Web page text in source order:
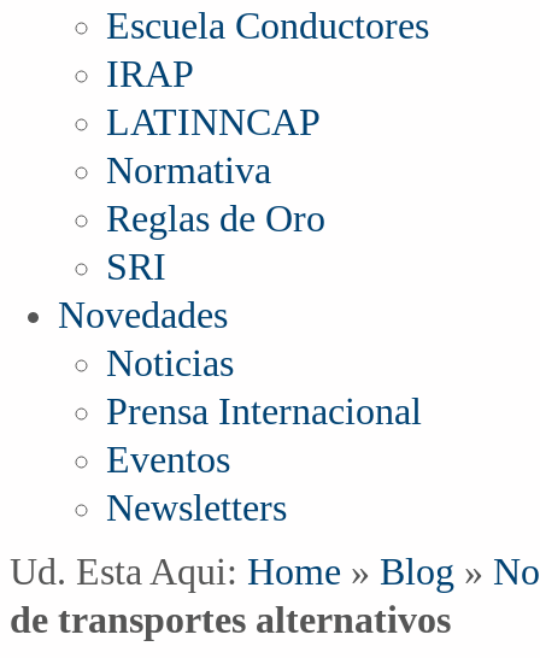
Escuela Conductores
IRAP
LATINNCAP
Normativa
Reglas de Oro
SRI
Novedades
Noticias
Prensa Internacional
Eventos
Newsletters
Ud. Esta Aqui: Home » Blog »
de transportes alternativos